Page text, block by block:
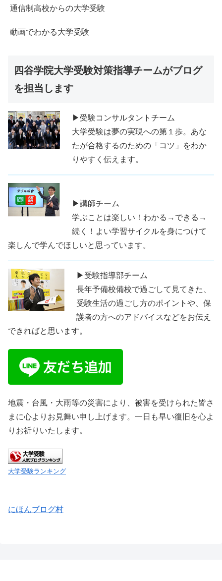
通信制高校からの大学受験
動画でわかる大学受験
四谷学院大学受験対策指導チームがブログ
を担当します
▶受験コンサルタントチーム
大学受験は夢の実現への第１歩。あな
たが合格するのための「コツ」をわか
りやすく伝えます。
▶講師チーム
学ぶことは楽しい！わかる→できる→
続く！よい学習サイクルを身につけて
楽しんで学んでほしいと思っています。
▶受験指導部チーム
長年予備校備校で過ごして見てきた、
受験生活の過ごし方のポイントや、保
護者の方へのアドバイスなどをお伝え
できればと思います。
地震・台風・大雨等の災害により、被害を受けられた皆さ
まに心よりお見舞い申し上げます。一日も早い復旧を心よ
りお祈りいたします。
大学受験ランキング
にほんブログ村